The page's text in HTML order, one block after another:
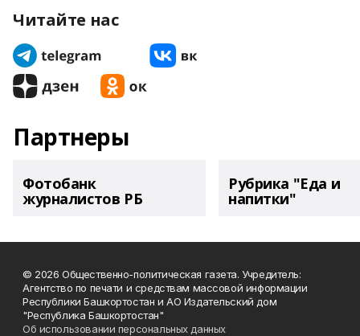
Читайте нас
Партнеры
Фотобанк
журналистов РБ
Рубрика "Еда и
напитки"
© 2026 Общественно-политическая газета. Учредитель:
Агентство по печати и средствам массовой информации
Республики Башкортостан и АО Издательский дом
"Республика Башкортостан"
Об использовании персональных данных